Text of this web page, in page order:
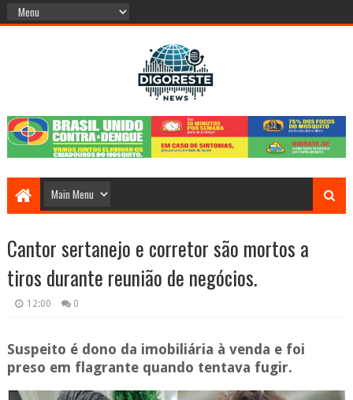
Cantor sertanejo e corretor são mortos a
tiros durante reunião de negócios.
12:00 0
Suspeito é dono da imobiliária à venda e foi
preso em flagrante quando tentava fugir.